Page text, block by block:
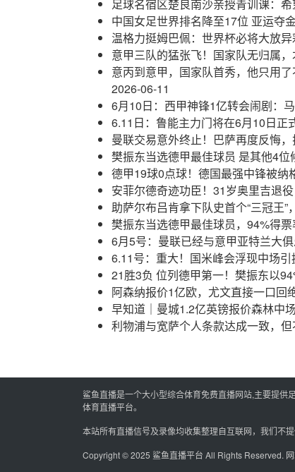
足球名宿区楚良南沙亲授青训课：
中国女足世界排名降至17位 亚运夺
温格力挺姆巴佩：世界杯必将大放
意甲三队的猛张飞！国家队无归属，
意丙到意甲，国家队首秀，他只用
2026-06-11
6月10日：西甲神锋1亿转会闹剧：
6.11日：鲁能主力门将在6月10日正
曼联交易意外终止！巴萨再度反悔
樊振东当选德甲最佳球员 是其他4
德甲19球0点球！德国最强中锋被
安菲尔德奇迹功臣！31岁奥里吉退役
助萨尔布吕肯拿下队史首个“三冠王
樊振东当选德甲最佳球员，94%得
6月5号：曼联已经与意甲亚特兰大
6.11号：重大！国米峰会浮现中场
21胜3负 位列德甲第一！樊振东以
阿森纳报价1亿欧，尤文直接一口回
早知道｜曼城1.2亿英镑报价森林中
利物浦与宽萨个人条款达成一致，
鲨鱼直播是一个大小型综合体育免费直播网站,主要提
体育直播平台。
本站所有直播信号及录像均收集整理自互联网，我们不
Copyright © 2025 鲨鱼直播平台 All Rights Reserved.